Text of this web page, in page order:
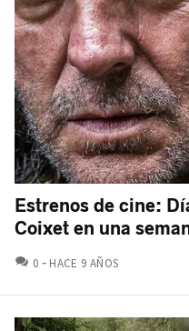
Estrenos de cine:
Coixet en una
0 COMENTARIOS
HACE 9 AÑOS